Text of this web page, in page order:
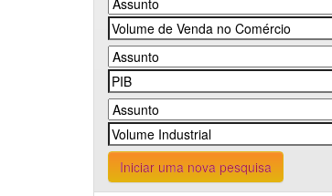
Iniciar uma nova pesquisa